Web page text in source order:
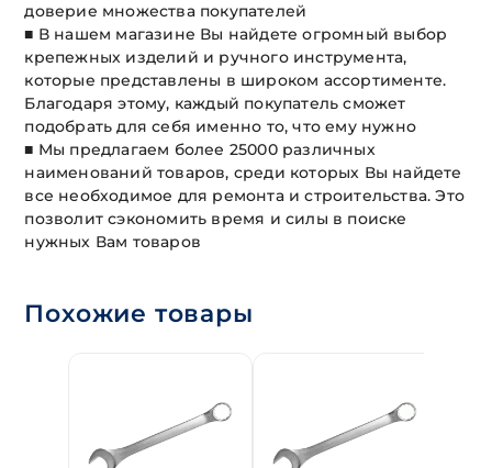
доверие множества покупателей
■ В нашем магазине Вы найдете огромный выбор
крепежных изделий и ручного инструмента,
которые представлены в широком ассортименте.
Благодаря этому, каждый покупатель сможет
подобрать для себя именно то, что ему нужно
■ Мы предлагаем более 25000 различных
наименований товаров, среди которых Вы найдете
все необходимое для ремонта и строительства. Это
позволит сэкономить время и силы в поиске
нужных Вам товаров
Похожие товары